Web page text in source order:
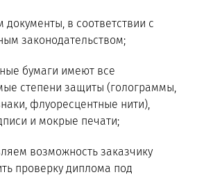
документы, в соответствии с
законодательством;
бумаги имеют все
степени защиты (голограммы,
флуоресцентные нити),
и мокрые печати;
возможность заказчику
проверку диплома под